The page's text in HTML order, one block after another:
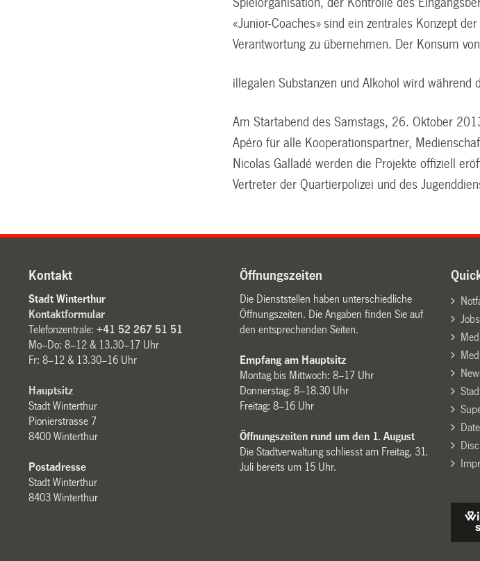
Spielorganisation, der Kontrolle des
«Junior-Coaches» sind ein zentrales Konzept
Verantwortung zu übernehmen. Der Konsum von
illegalen Substanzen und Alkohol wird
Am Startabend des Samstags, 26. Oktober
Apéro für alle Kooperationspartner,
Nicolas Galladé werden die Projekte offiziell
Vertreter der Quartierpolizei und des
Kontakt
Stadt Winterthur
Kontaktformular
Telefonzentrale:+41 52 267 51 51
Mo–Do: 8–12 & 13.30–17 Uhr
Fr: 8–12 & 13.30–16 Uhr
Hauptsitz
Stadt Winterthur
Pionierstrasse 7
8400 Winterthur
Postadresse
Stadt Winterthur
8403 Winterthur
Öffnungszeiten
Die Dienststellen haben unterschiedliche
Öffnungszeiten. Die Angaben finden Sie auf
den entsprechenden Seiten.
Empfang am Hauptsitz
Montag bis Mittwoch: 8–17 Uhr
Donnerstag: 8–18.30 Uhr
Freitag: 8–16 Uhr
Öffnungszeiten rund um den 1. August
Die Stadtverwaltung schliesst am Freitag, 31.
Juli bereits um 15 Uhr.
Jobs